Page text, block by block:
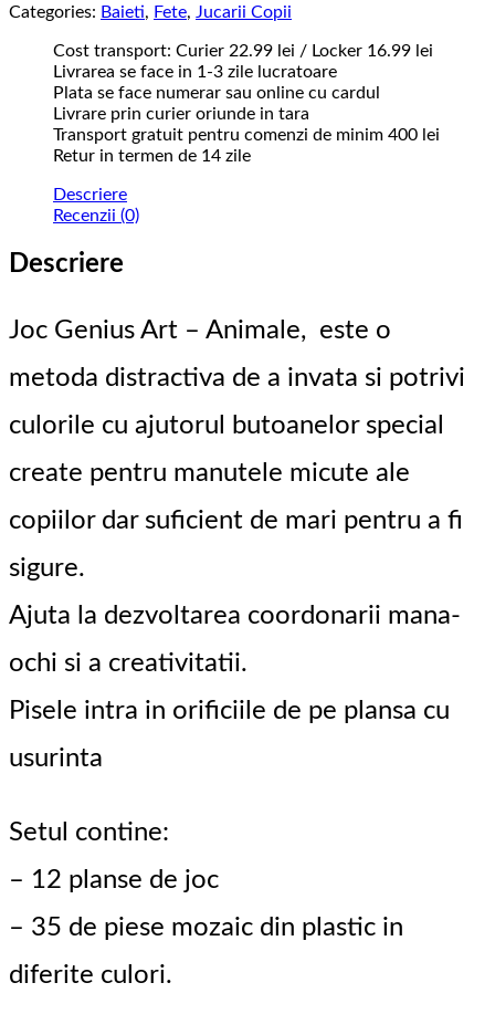
Categories: Baieti, Fete, Jucarii Copii
Cost transport: Curier 22.99 lei / Locker 16.99 lei
Livrarea se face in 1-3 zile lucratoare
Plata se face numerar sau online cu cardul
Livrare prin curier oriunde in tara
Transport gratuit pentru comenzi de minim 400 lei
Retur in termen de 14 zile
Descriere
Recenzii (0)
Descriere
Joc Genius Art – Animale, este o
metoda distractiva de a invata si potrivi
culorile cu ajutorul butoanelor special
create pentru manutele micute ale
copiilor dar suficient de mari pentru a fi
sigure.
Ajuta la dezvoltarea coordonarii mana-
ochi si a creativitatii.
Pisele intra in orificiile de pe plansa cu
usurinta
Setul contine:
– 12 planse de joc
– 35 de piese mozaic din plastic in
diferite culori.